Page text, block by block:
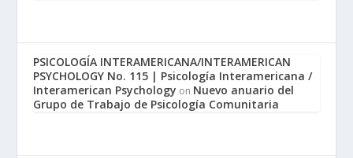
PSICOLOGÍA INTERAMERICANA/INTERAMERICAN
PSYCHOLOGY No. 115 | Psicología Interamericana /
Interamerican Psychology on Nuevo anuario del
Grupo de Trabajo de Psicología Comunitaria